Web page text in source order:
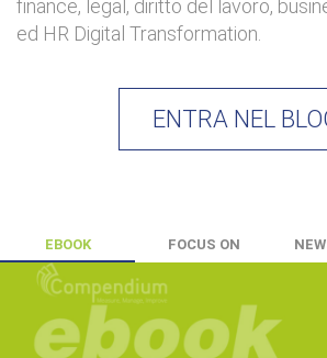
finance, legal, diritto del lavoro,
ed HR Digital Transformation.
ENTRA NEL
EBOOK FOCUS ON